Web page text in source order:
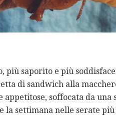
più saporito e più
di sandwich alla
soffocata da una
settimana nelle serate